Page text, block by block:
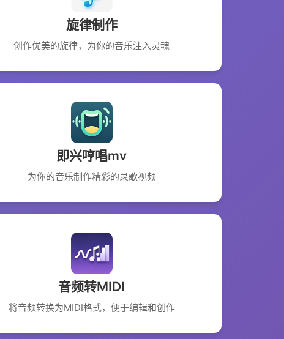
旋律制作
创作优美的旋律，为你的音乐注入灵魂
即兴哼唱mv
为你的音乐制作精彩的录歌视频
音频转MIDI
将音频转换为MIDI格式，便于编辑和创作